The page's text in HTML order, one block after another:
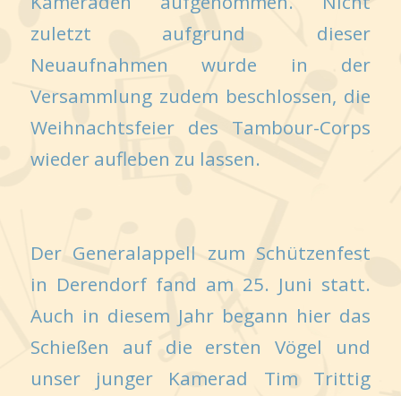
zuletzt aufgrund dieser
Neuaufnahmen wurde in der
Versammlung zudem beschlossen, die
Weihnachtsfeier des Tambour-Corps
wieder aufleben zu lassen.
Der Generalappell zum Schützenfest
in Derendorf fand am 25. Juni statt.
Auch in diesem Jahr begann hier das
Schießen auf die ersten Vögel und
unser junger Kamerad Tim Trittig